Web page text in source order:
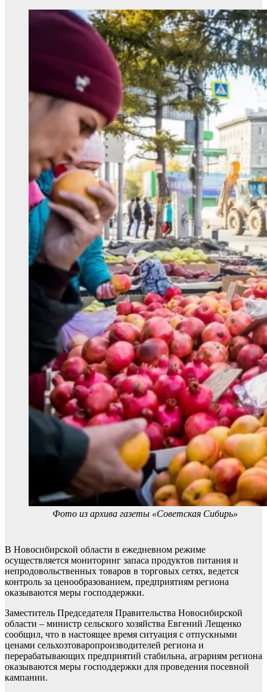
Фото из архива газеты «Советская Сибирь»
В Новосибирской области в ежедневном режиме
осуществляется мониторинг запаса продуктов питания и
непродовольственных товаров в торговых сетях, ведется
контроль за ценообразованием, предприятиям региона
оказываются меры господдержки.
Заместитель Председателя Правительства Новосибирской
области – министр сельского хозяйства Евгений Лещенко
сообщил, что в настоящее время ситуация с отпускными
ценами сельхозтоваропроизводителей региона и
перерабатывающих предприятий стабильна, аграриям региона
оказываются меры господдержки для проведения посевной
кампании.